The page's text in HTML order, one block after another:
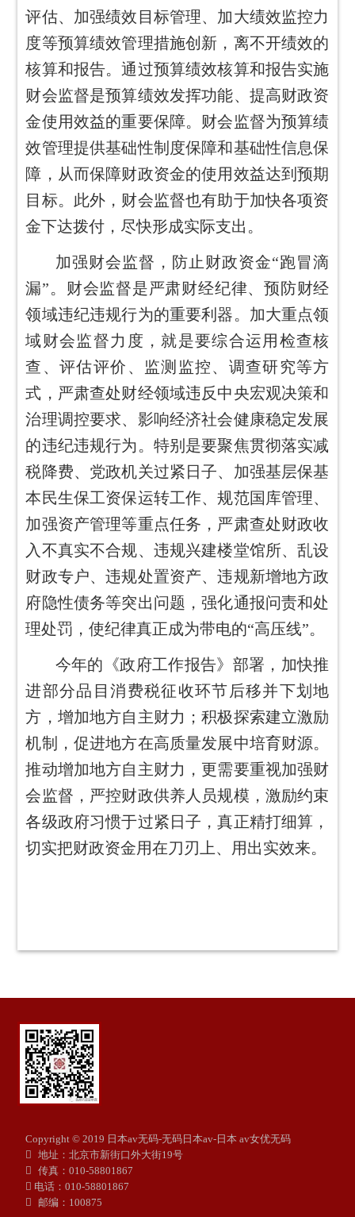
评估、加强绩效目标管理、加大绩效监控力
度等预算绩效管理措施创新，离不开绩效的
核算和报告。通过预算绩效核算和报告实施
财会监督是预算绩效发挥功能、提高财政资
金使用效益的重要保障。财会监督为预算绩
效管理提供基础性制度保障和基础性信息保
障，从而保障财政资金的使用效益达到预期
目标。此外，财会监督也有助于加快各项资
金下达拨付，尽快形成实际支出。
加强财会监督，防止财政资金“跑冒滴
漏”。财会监督是严肃财经纪律、预防财经
领域违纪违规行为的重要利器。加大重点领
域财会监督力度，就是要综合运用检查核
查、评估评价、监测监控、调查研究等方
式，严肃查处财经领域违反中央宏观决策和
治理调控要求、影响经济社会健康稳定发展
的违纪违规行为。特别是要聚焦贯彻落实减
税降费、党政机关过紧日子、加强基层保基
本民生保工资保运转工作、规范国库管理、
加强资产管理等重点任务，严肃查处财政收
入不真实不合规、违规兴建楼堂馆所、乱设
财政专户、违规处置资产、违规新增地方政
府隐性债务等突出问题，强化通报问责和处
理处罚，使纪律真正成为带电的“高压线”。
今年的《政府工作报告》部署，加快推
进部分品目消费税征收环节后移并下划地
方，增加地方自主财力；积极探索建立激励
机制，促进地方在高质量发展中培育财源。
推动增加地方自主财力，更需要重视加强财
会监督，严控财政供养人员规模，激励约束
各级政府习惯于过紧日子，真正精打细算，
切实把财政资金用在刀刃上、用出实效来。
Copyright © 2019 日本av无码-无码日本av-日本 av女优无码
地址：北京市新街口外大街19号
传真：010-58801867
电话：010-58801867
邮编：100875